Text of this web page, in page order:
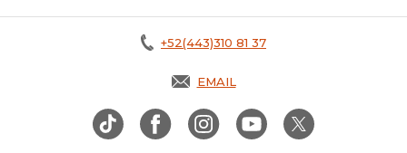
+52(443)310 81 37
EMAIL